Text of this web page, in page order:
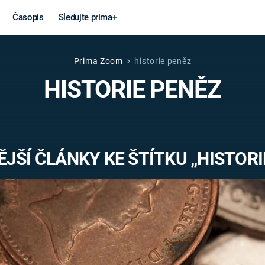
Časopis Sledujte prima+
Věda a
technika
MARS
Války
VÁLEČNÉ
Záhady a
Prima Zoom historie peněz
HISTORIE PENĚZ
ČLÁNKY KE ŠTÍTKU